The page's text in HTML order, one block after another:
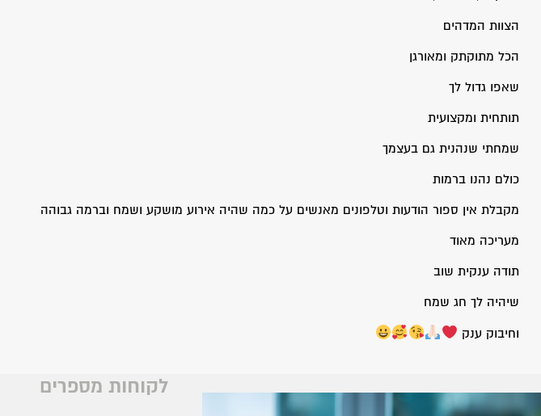
הצוות המדהים
הכל מתוקתק ומאורגן
שאפו גדול לך
תותחית ומקצועית
שמחתי שנהנית גם בעצמך
כולם נהנו ברמות
מקבלת אין ספור הודעות וטלפונים מאנשים על כמה שהיה אירוע מושקע ושמח וברמה גבוהה
מעריכה מאוד
תודה ענקית שוב
שיהיה לך חג שמח
וחיבוק ענק
לקוחות מספרים